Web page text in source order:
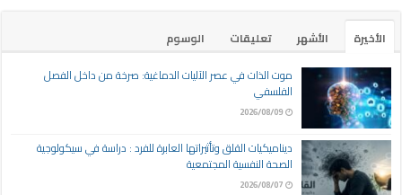
الأخيرة الأشهر تعليقات
الوسوم
موت الذات في عصر الآليات الدماغية: صرخة من داخل الفصل
الفلسفي
2026/08/09
ديناميكيات القلق وتأثيراتها العابرة للفرد : دراسة في سيكولوجية
الصحة النفسية المجتمعية
2026/08/07